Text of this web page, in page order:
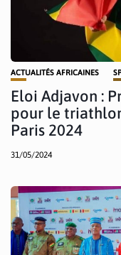
ACTUALITÉS AFRICAINES
Eloi Adjavon :
pour le
Paris 2024
31/05/2024